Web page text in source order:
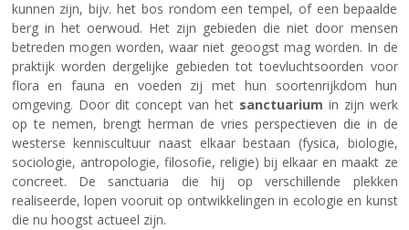
kunnen zijn, bijv. het bos rondom een tempel, of een bepaalde
berg in het oerwoud. Het zijn gebieden die niet door mensen
betreden mogen worden, waar niet geoogst mag worden. In de
praktijk worden dergelijke gebieden tot toevluchtsoorden voor
flora en fauna en voeden zij met hun soortenrijkdom hun
omgeving. Door dit concept van het sanctuarium in zijn werk
op te nemen, brengt herman de vries perspectieven die in de
westerse kenniscultuur naast elkaar bestaan (fysica, biologie,
sociologie, antropologie, filosofie, religie) bij elkaar en maakt ze
concreet. De sanctuaria die hij op verschillende plekken
realiseerde, lopen vooruit op ontwikkelingen in ecologie en kunst
die nu hoogst actueel zijn.